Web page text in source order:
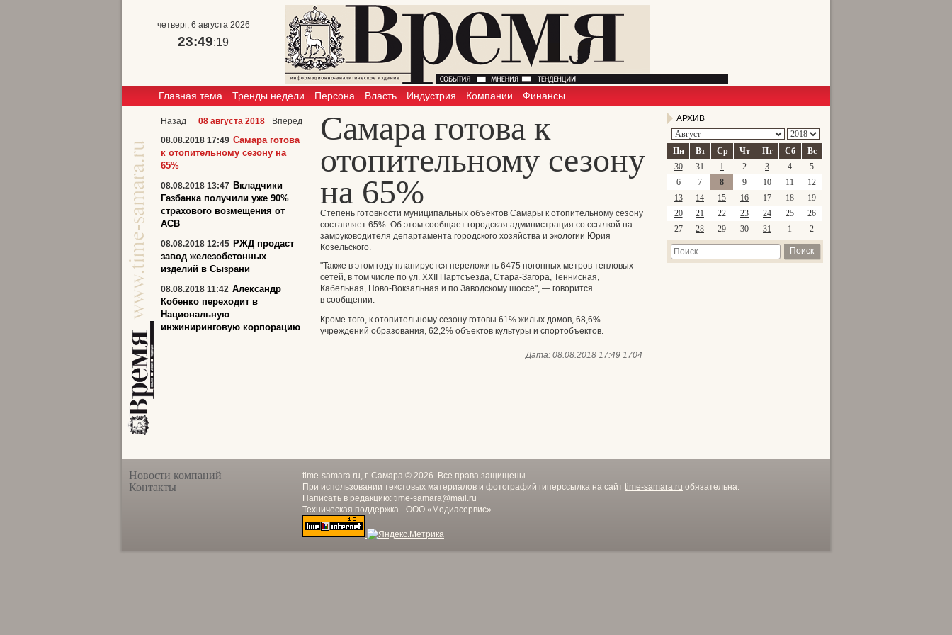
четверг, 6 августа 2026
23:49:20
Главная тема Тренды недели Персона Власть Индустрия Компании Финансы
Самара готова к
отопительному сезону
на 65%
Степень готовности муниципальных объектов Самары к отопительному сезону
составляет 65%. Об этом сообщает городская администрация со ссылкой на
замруководителя департамента городского хозяйства и экологии Юрия
Козельского.
"Также в этом году планируется переложить 6475 погонных метров тепловых
сетей, в том числе по ул. XXII Партсъезда, Стара-Загора, Теннисная,
Кабельная, Ново-Вокзальная и по Заводскому шоссе", — говорится
в сообщении.
Кроме того, к отопительному сезону готовы 61% жилых домов, 68,6%
учреждений образования, 62,2% объектов культуры и спортобъектов.
Дата: 08.08.2018 17:49 1704
Назад 08 августа 2018
Вперед
08.08.2018 17:49 Самара готова
к отопительному сезону на
65%
08.08.2018 13:47 Вкладчики
Газбанка получили уже 90%
страхового возмещения от
АСВ
08.08.2018 12:45 РЖД продаст
завод железобетонных
изделий в Сызрани
08.08.2018 11:42 Александр
Кобенко переходит в
Национальную
инжиниринговую корпорацию
АРХИВ
Пн Вт Ср Чт Пт Сб
Вс
30
31 1 2 3 4
5
6
7 8 9 10 11
12
13
14 15 16 17 18
19
20
21 22 23 24 25
26
27
28 29 30 31 1 2
Поиск
Новости компаний
Контакты
time-samara.ru, г. Самара © 2026. Все права защищены.
При использовании текстовых материалов и фотографий гиперссылка на сайт time-samara.ru обязательна.
Написать в редакцию: time-samara@mail.ru
Техническая поддержка - ООО «Медиасервис»